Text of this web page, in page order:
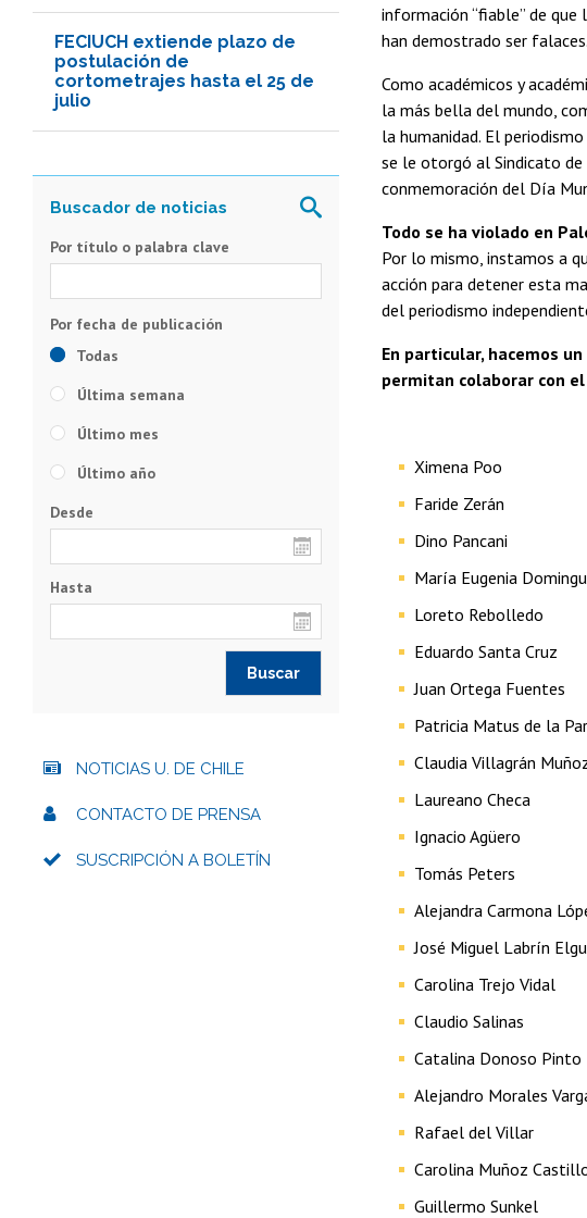
FECIUCH extiende plazo de
postulación de
cortometrajes hasta el 25 de
julio
información “fiable” de que
han demostrado ser
Como académicos y
la más bella del mundo,
la humanidad. El
se le otorgó al Sindicato de
conmemoración del Día
Todo se ha violado en
Por lo mismo, instamos a
acción para detener esta
del periodismo
En particular, hacemos
permitan colaborar con
Ximena Poo
Faride Zerán
Dino Pancani
María Eugenia
Loreto Rebolledo
Eduardo Santa Cruz
Juan Ortega Fuentes
Patricia Matus de la
Claudia Villagrán
Laureano Checa
Ignacio Agüero
Tomás Peters
Alejandra Carmona
José Miguel Labrín
Carolina Trejo Vidal
Claudio Salinas
Catalina Donoso Pinto
Alejandro Morales
Rafael del Villar
Carolina Muñoz
Guillermo Sunkel
Por título o palabra clave
Todas
Última semana
Último mes
Último año
Desde
Hasta
NOTICIAS U. DE CHILE
CONTACTO DE PRENSA
SUSCRIPCIÓN A BOLETÍN